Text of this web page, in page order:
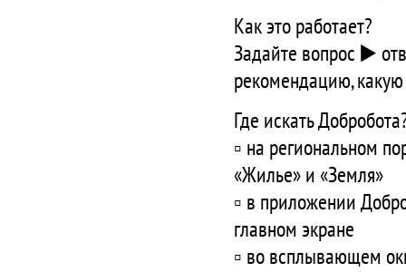
Как это работает?
Задайте вопрос ▶️
рекомендацию,
Где искать
▫️ на региональном
«Жилье» и «Земля»
▫️ в приложении
главном экране
▫️ во всплывающем